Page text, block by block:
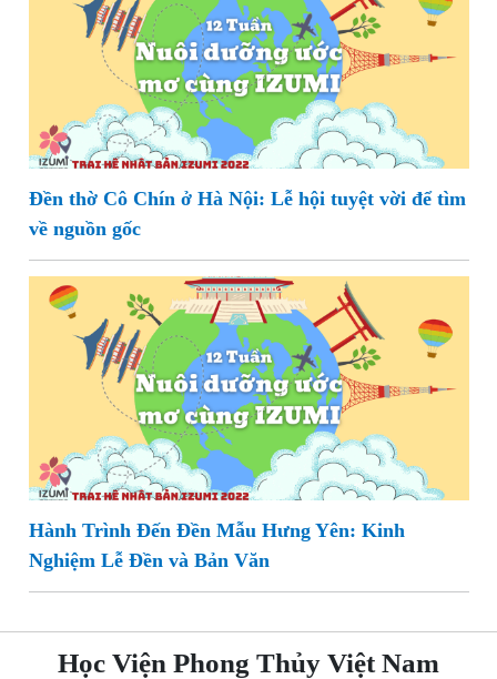
Đền thờ Cô Chín ở Hà Nội: Lễ hội tuyệt vời để tìm
về nguồn gốc
Hành Trình Đến Đền Mẫu Hưng Yên: Kinh
Nghiệm Lễ Đền và Bản Văn
Học Viện Phong Thủy Việt Nam